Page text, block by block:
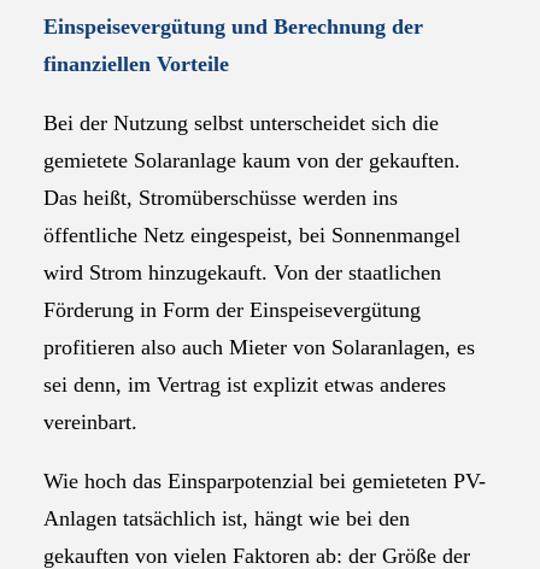
Einspeisevergütung und Berechnung der
finanziellen Vorteile
Bei der Nutzung selbst unterscheidet sich die
gemietete Solaranlage kaum von der gekauften.
Das heißt, Stromüberschüsse werden ins
öffentliche Netz eingespeist, bei Sonnenmangel
wird Strom hinzugekauft. Von der staatlichen
Förderung in Form der Einspeisevergütung
profitieren also auch Mieter von Solaranlagen, es
sei denn, im Vertrag ist explizit etwas anderes
vereinbart.
Wie hoch das Einsparpotenzial bei gemieteten PV-
Anlagen tatsächlich ist, hängt wie bei den
gekauften von vielen Faktoren ab: der Größe der